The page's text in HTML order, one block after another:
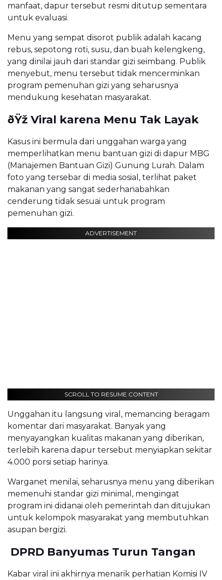
manfaat, dapur tersebut resmi ditutup sementara
untuk evaluasi.
Menu yang sempat disorot publik adalah kacang
rebus, sepotong roti, susu, dan buah kelengkeng,
yang dinilai jauh dari standar gizi seimbang. Publik
menyebut, menu tersebut tidak mencerminkan
program pemenuhan gizi yang seharusnya
mendukung kesehatan masyarakat.
ðŸž Viral karena Menu Tak Layak
Kasus ini bermula dari unggahan warga yang
memperlihatkan menu bantuan gizi di dapur MBG
(Manajemen Bantuan Gizi) Gunung Lurah. Dalam
foto yang tersebar di media sosial, terlihat paket
makanan yang sangat sederhanabahkan
cenderung tidak sesuai untuk program
pemenuhan gizi.
ADVERTISEMENT
SCROLL TO RESUME CONTENT
Unggahan itu langsung viral, memancing beragam
komentar dari masyarakat. Banyak yang
menyayangkan kualitas makanan yang diberikan,
terlebih karena dapur tersebut menyiapkan sekitar
4.000 porsi setiap harinya.
Warganet menilai, seharusnya menu yang diberikan
memenuhi standar gizi minimal, mengingat
program ini didanai oleh pemerintah dan ditujukan
untuk kelompok masyarakat yang membutuhkan
asupan bergizi.
 DPRD Banyumas Turun Tangan
Kabar viral ini akhirnya menarik perhatian Komisi IV